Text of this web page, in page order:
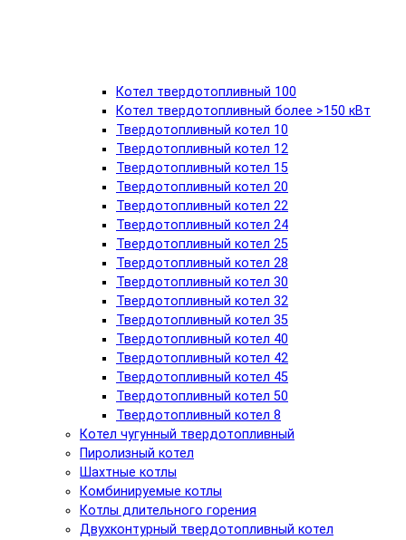
Котел твердотопливный 100
Котел твердотопливный более >150 кВт
Твердотопливный котел 10
Твердотопливный котел 12
Твердотопливный котел 15
Твердотопливный котел 20
Твердотопливный котел 22
Твердотопливный котел 24
Твердотопливный котел 25
Твердотопливный котел 28
Твердотопливный котел 30
Твердотопливный котел 32
Твердотопливный котел 35
Твердотопливный котел 40
Твердотопливный котел 42
Твердотопливный котел 45
Твердотопливный котел 50
Твердотопливный котел 8
Котел чугунный твердотопливный
Пиролизный котел
Шахтные котлы
Комбинируемые котлы
Котлы длительного горения
Двухконтурный твердотопливный котел